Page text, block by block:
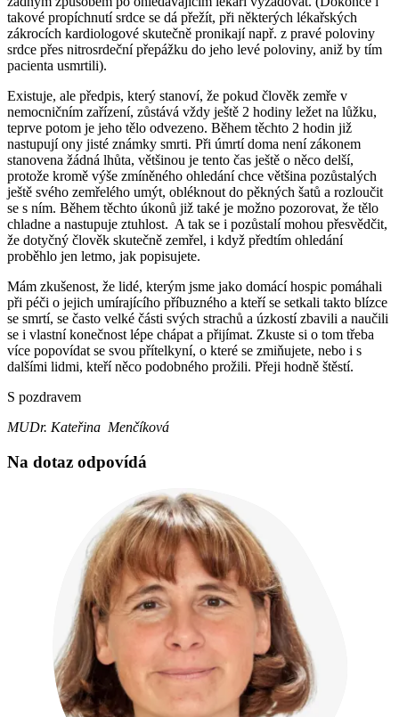
takové propíchnutí srdce se dá přežít, při některých lékařských
zákrocích kardiologové skutečně pronikají např. z pravé poloviny
srdce přes nitrosrdeční přepážku do jeho levé poloviny, aniž by tím
pacienta usmrtili).
Existuje, ale předpis, který stanoví, že pokud člověk zemře v
nemocničním zařízení, zůstává vždy ještě 2 hodiny ležet na lůžku,
teprve potom je jeho tělo odvezeno. Během těchto 2 hodin již
nastupují ony jisté známky smrti. Při úmrtí doma není zákonem
stanovena žádná lhůta, většinou je tento čas ještě o něco delší,
protože kromě výše zmíněného ohledání chce většina pozůstalých
ještě svého zemřelého umýt, obléknout do pěkných šatů a rozloučit
se s ním. Během těchto úkonů již také je možno pozorovat, že tělo
chladne a nastupuje ztuhlost. A tak se i pozůstalí mohou přesvědčit,
že dotyčný člověk skutečně zemřel, i když předtím ohledání
proběhlo jen letmo, jak popisujete.
Mám zkušenost, že lidé, kterým jsme jako domácí hospic pomáhali
při péči o jejich umírajícího příbuzného a kteří se setkali takto blízce
se smrtí, se často velké části svých strachů a úzkostí zbavili a naučili
se i vlastní konečnost lépe chápat a přijímat. Zkuste si o tom třeba
více popovídat se svou přítelkyní, o které se zmiňujete, nebo i s
dalšími lidmi, kteří něco podobného prožili. Přeji hodně štěstí.
S pozdravem
MUDr. Kateřina Menčíková
Na dotaz odpovídá